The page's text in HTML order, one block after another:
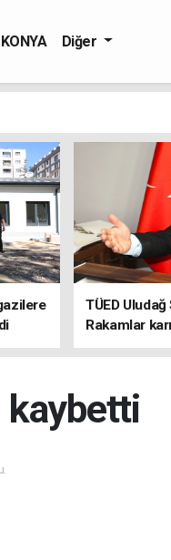
KONYA Diğer
TÜED
Rakamlar
kaybetti